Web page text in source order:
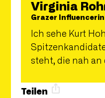
Virginia
Grazer Influencerin
Ich sehe Kurt
steht, die nah an
Teilen